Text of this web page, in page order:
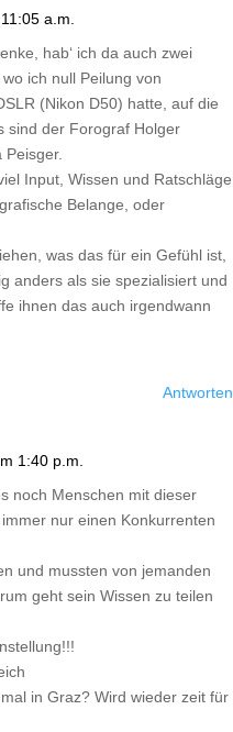
a.m.
hab‘ ich da auch zwei
ich null Peilung von
(Nikon D50) hatte, auf die
sind der Forograf Holger
Input, Wissen und Ratschläge
Belange, oder
was das für ein Gefühl ist,
anders als sie spezialisiert und
ihnen das auch irgendwann
Antworten
1:40 p.m.
noch Menschen mit dieser
nur einen Konkurrenten
und mussten von jemanden
geht sein Wissen zu teilen
in Graz? Wird wieder zeit für